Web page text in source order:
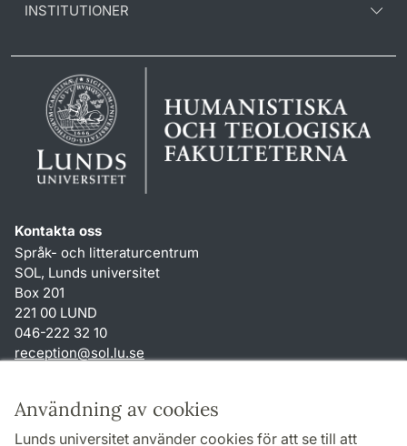
Användning av cookies
Lunds universitet använder cookies för att se till att
INSTITUTIONER
Kontakta oss
Språk- och litteraturcentrum
SOL, Lunds universitet
Box 201
221 00 LUND
046-222 32 10
reception@sol.lu.se
Genvägar
Om webbplatsen och cookies